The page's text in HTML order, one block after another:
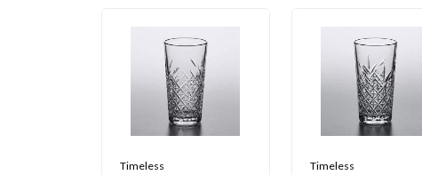
Timeless Timeless